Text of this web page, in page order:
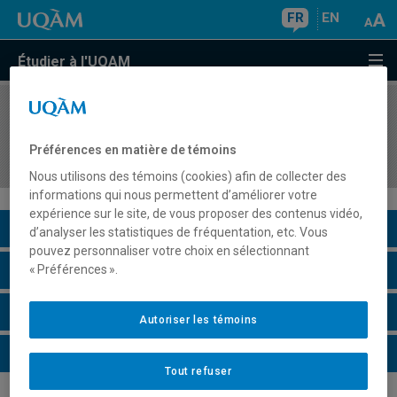
FR EN
Étudier à l'UQAM
COURS//
publique
Description du cours
Horaire - Été 2026
Horaire - Automne 2026
Horaire - Hiver 2027
Préférences en matière de témoins
Nous utilisons des témoins (cookies) afin de collecter des
informations qui nous permettent d’améliorer votre
expérience sur le site, de vous proposer des contenus vidéo,
d’analyser les statistiques de fréquentation, etc. Vous
pouvez personnaliser votre choix en sélectionnant
« Préférences ».
Tout refuser
Autoriser les témoins